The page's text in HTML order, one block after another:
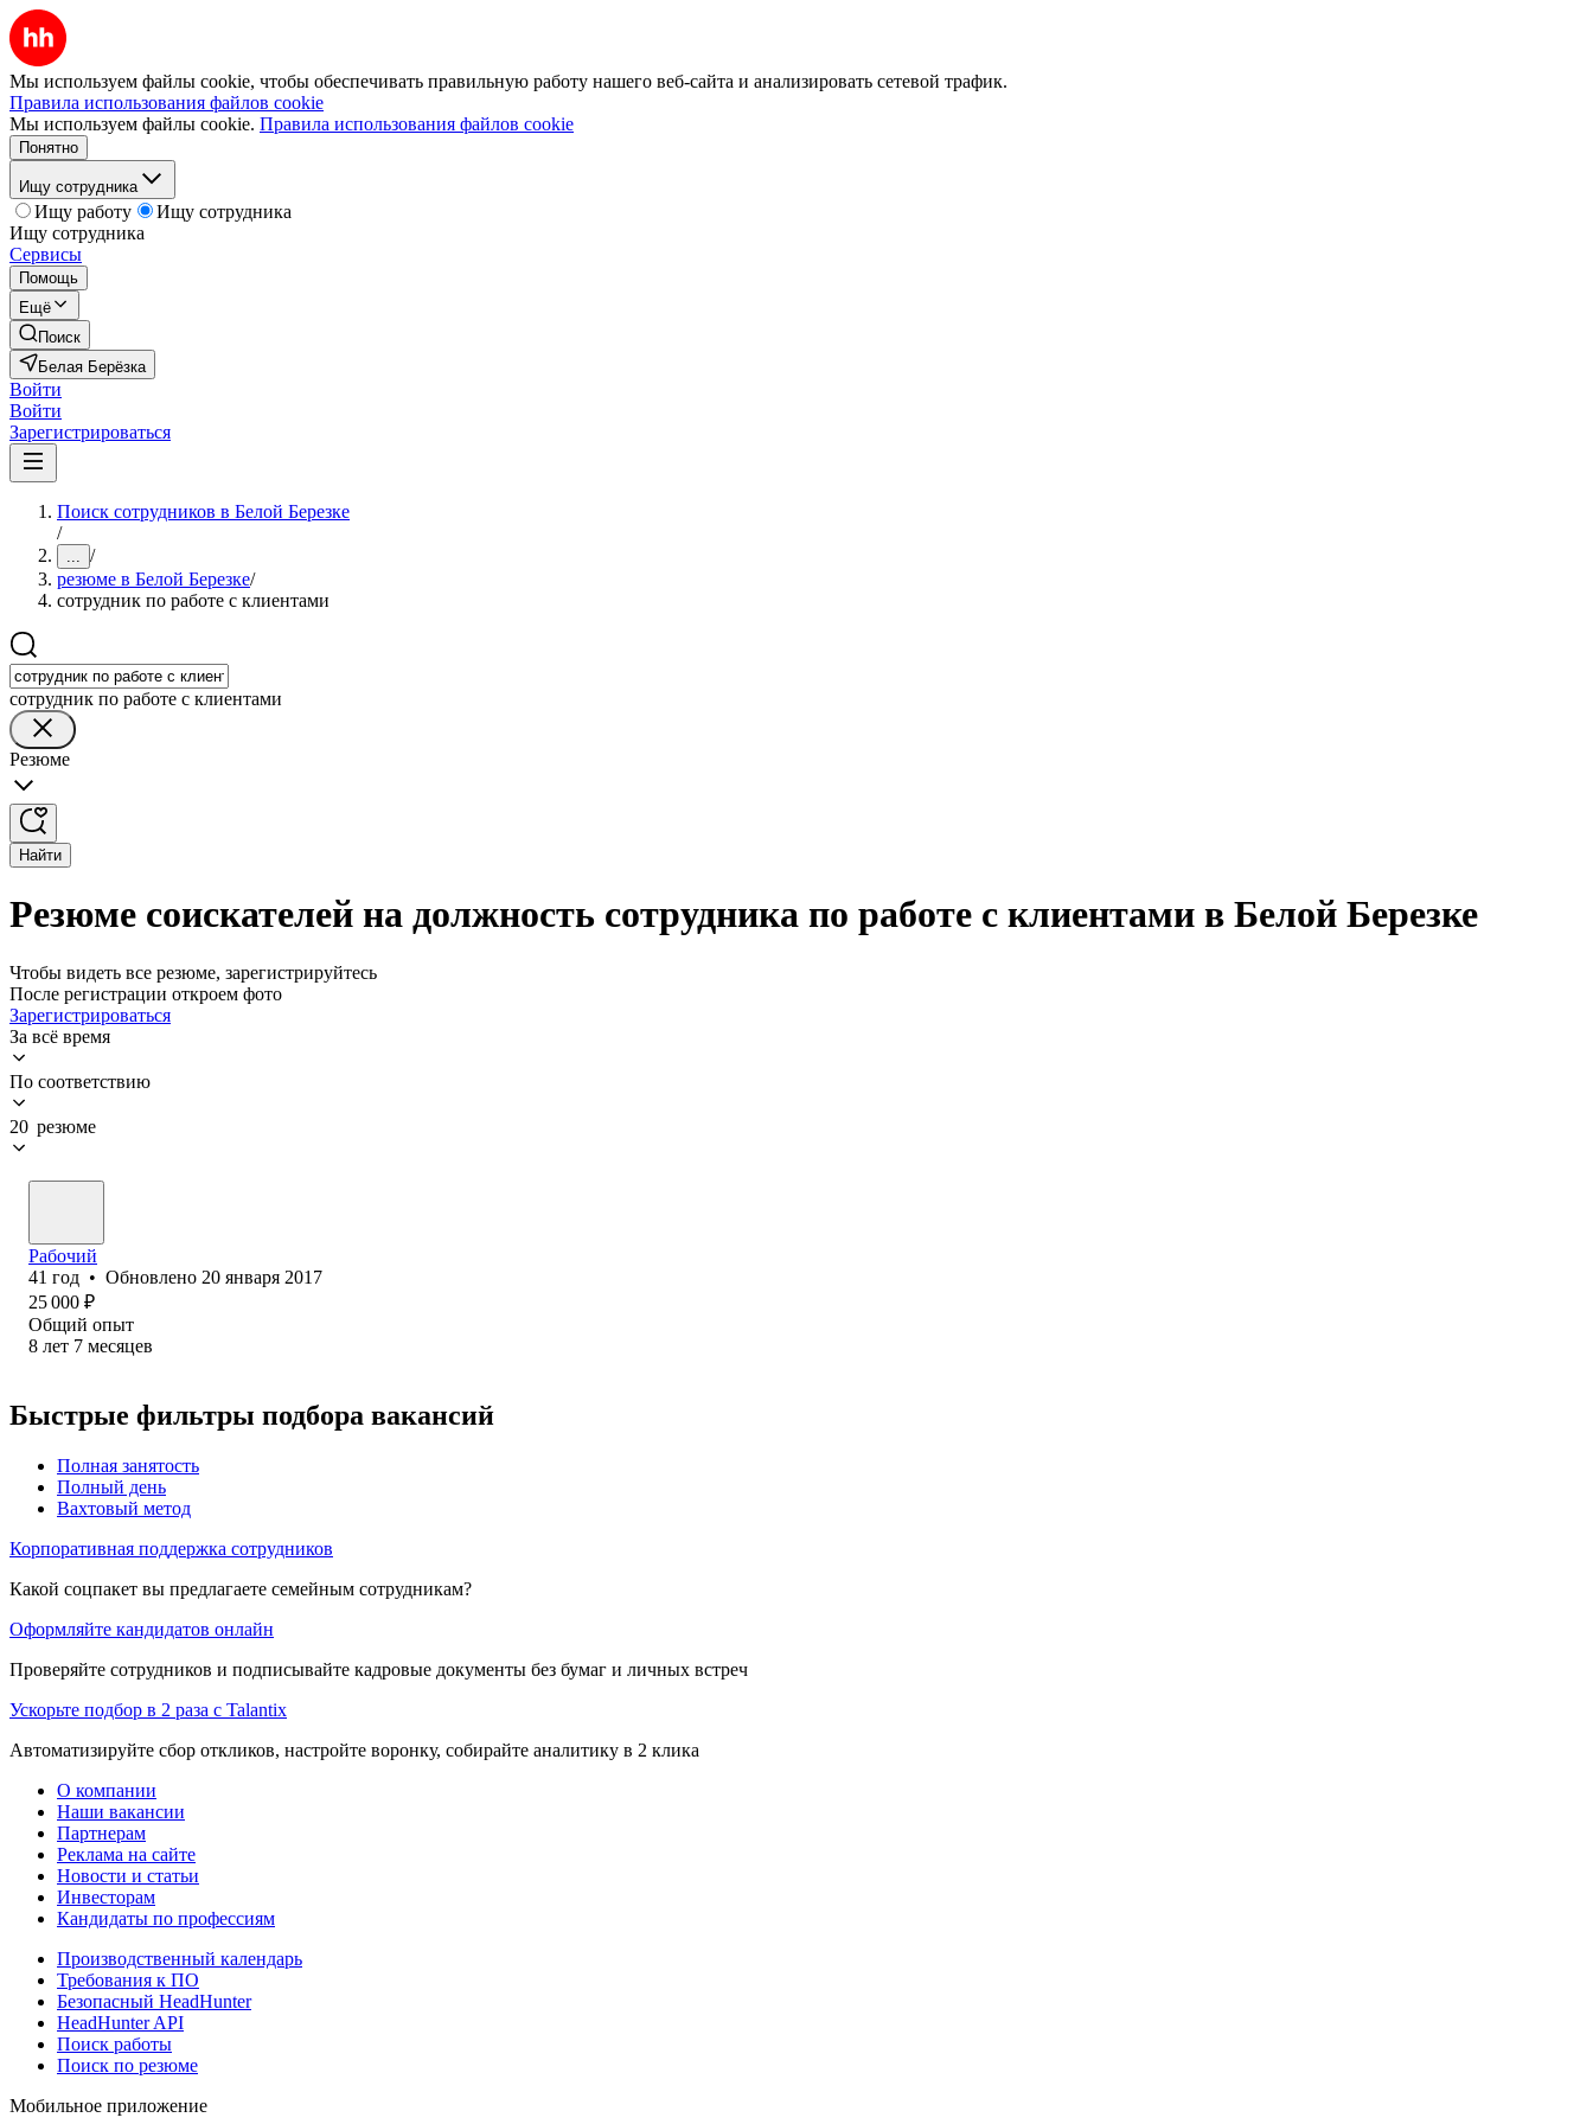
Мы используем файлы cookie, чтобы обеспечивать правильную работу нашего веб-сайта и анализировать сетевой трафик.
Правила использования файлов cookie
Мы используем файлы cookie. Правила использования файлов cookie
Понятно
Ищу сотрудника
Ищу работу
Ищу сотрудника
Ищу сотрудника
Сервисы
Помощь
Ещё
Поиск
Белая Берёзка
Войти
Войти
Зарегистрироваться
Поиск сотрудников в Белой Березке
/
... /
резюме в Белой Березке/
сотрудник по работе с клиентами
сотрудник по работе с клиентами
Резюме
Найти
Резюме соискателей на должность сотрудника по работе с клиентами в Белой Березке
Чтобы видеть все резюме, зарегистрируйтесь
После регистрации откроем фото
Зарегистрироваться
За всё время
По соответствию
20 резюме
Рабочий
41 год • Обновлено 20 января 2017
25 000 ₽
Общий опыт
8 лет 7 месяцев
Быстрые фильтры подбора вакансий
Полная занятость
Полный день
Вахтовый метод
Корпоративная поддержка сотрудников
Какой соцпакет вы предлагаете семейным сотрудникам?
Оформляйте кандидатов онлайн
Проверяйте сотрудников и подписывайте кадровые документы без бумаг и личных встреч
Ускорьте подбор в 2 раза с Talantix
Автоматизируйте сбор откликов, настройте воронку, собирайте аналитику в 2 клика
О компании
Наши вакансии
Партнерам
Реклама на сайте
Новости и статьи
Инвесторам
Кандидаты по профессиям
Производственный календарь
Требования к ПО
Безопасный HeadHunter
HeadHunter API
Поиск работы
Поиск по резюме
Мобильное приложение